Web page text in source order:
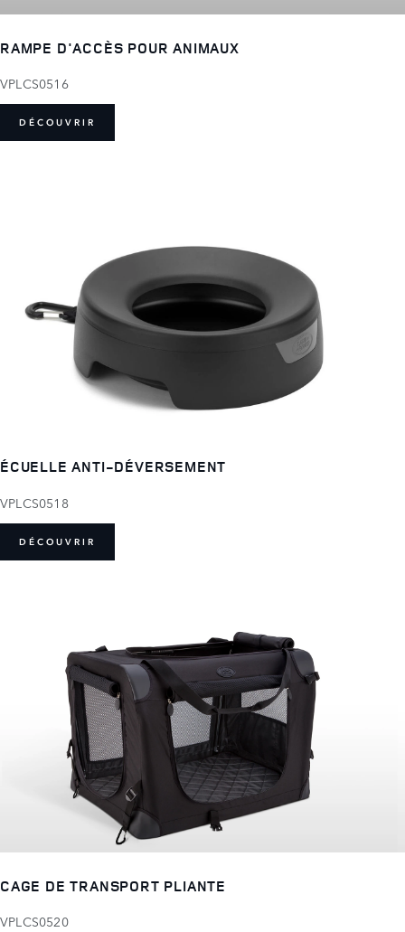
RAMPE D'ACCÈS POUR ANIMAUX
VPLCS0516
DÉCOUVRIR
ÉCUELLE ANTI-DÉVERSEMENT
VPLCS0518
DÉCOUVRIR
CAGE DE TRANSPORT PLIANTE
VPLCS0520